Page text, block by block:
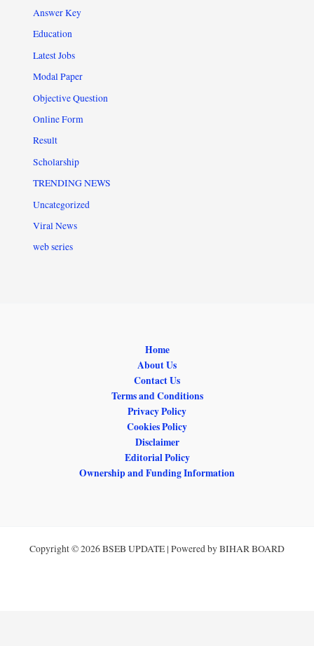
Answer Key
Education
Latest Jobs
Modal Paper
Objective Question
Online Form
Result
Scholarship
TRENDING NEWS
Uncategorized
Viral News
web series
Home
About Us
Contact Us
Terms and Conditions
Privacy Policy
Cookies Policy
Disclaimer
Editorial Policy
Ownership and Funding Information
Copyright © 2026 BSEB UPDATE | Powered by BIHAR BOARD